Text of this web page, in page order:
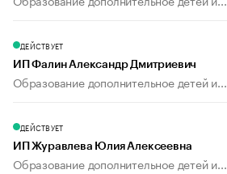
ДЕЙСТВУЕТ
ИП Фалин Александр Дмитриевич
Образование дополнительное детей и...
ДЕЙСТВУЕТ
ИП Журавлева Юлия Алексеевна
Образование дополнительное детей и...